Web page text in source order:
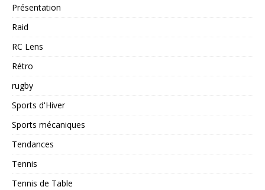
Présentation
Raid
RC Lens
Rétro
rugby
Sports d'Hiver
Sports mécaniques
Tendances
Tennis
Tennis de Table